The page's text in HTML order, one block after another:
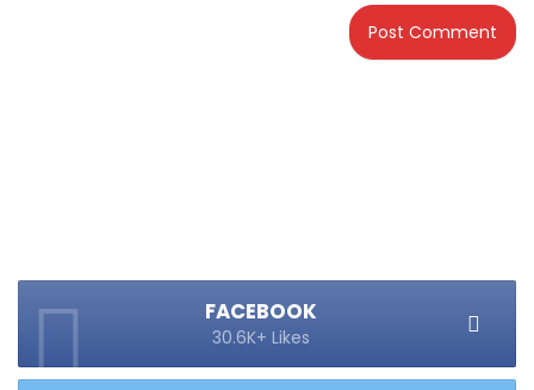
FACEBOOK
30.6K+ Likes